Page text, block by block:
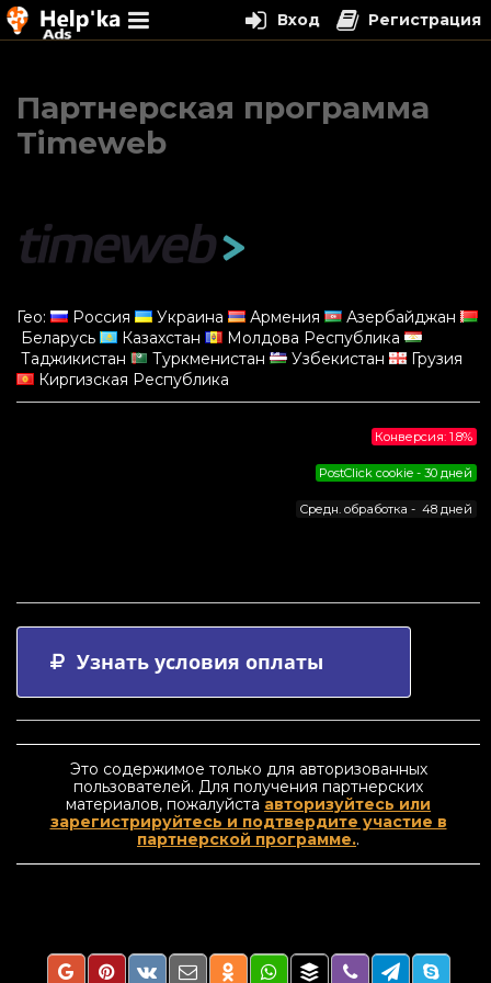
содержимому
Партнерская программа
Timeweb
Гео: Россия Украина Армения
Азербайджан
Беларусь
Казахстан
Молдова Республика
Таджикистан
Туркменистан Узбекистан
Грузия
Киргизская Республика
Конверсия: 1.8%
PostClick cookie - 30 дней
Средн. обработка - 48 дней
Узнать условия оплаты
Это содержимое только для авторизованных
пользователей. Для получения партнерских
материалов, пожалуйста авторизуйтесь или
зарегистрируйтесь и подтвердите участие в
партнерской программе..
Вход Регистрация